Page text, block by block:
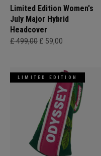
Limited Edition Women's
July Major Hybrid
Headcover
£ 499,00 £ 59,00
LIMITED EDITION